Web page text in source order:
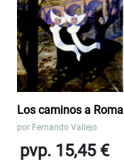
Los caminos a Roma
por Fernando Vallejo
pvp. 15,45 €